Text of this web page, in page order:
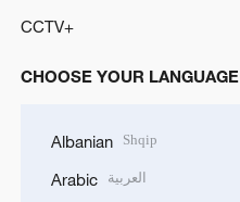
CCTV+
CHOOSE YOUR LANGUAGE
Albanian Shqip
Arabic العربية